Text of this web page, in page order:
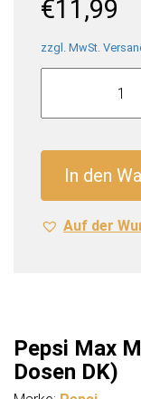
€11,99
zzgl. MwSt.
Pepsi
Mango
0,33
Liter
Dosen
In den
Auf der
Pepsi Max
Dosen DK)